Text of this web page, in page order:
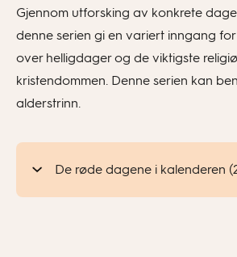
Gjennom utforsking av konkrete
denne serien gi en variert inngang
over helligdager og de viktigste
kristendommen. Denne serien kan
alderstrinn.
De røde dagene i kalenderen